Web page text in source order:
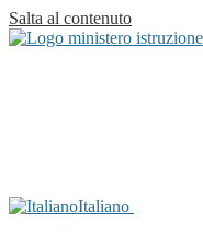
Salta al contenuto
Italiano